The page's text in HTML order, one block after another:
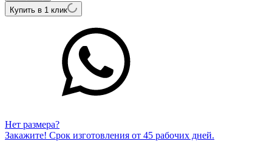
Купить в 1 клик
Нет размера?
Закажите! Срок изготовления от 45 рабочих дней.